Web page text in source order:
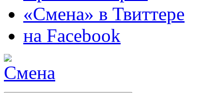
«Смена» в Твиттере
на Facebook